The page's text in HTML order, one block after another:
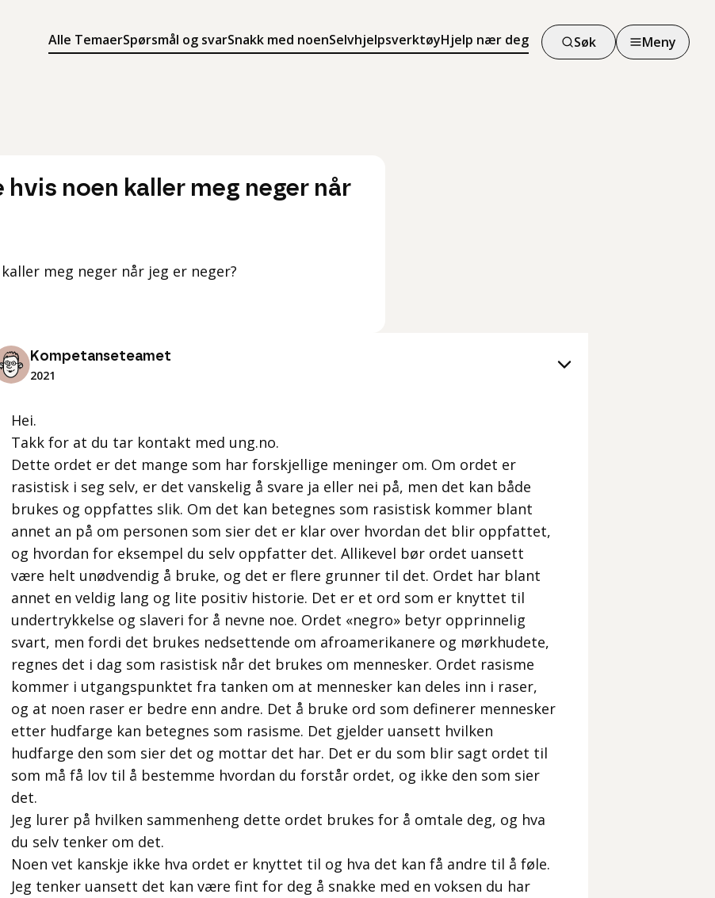
Alle TemaerSpørsmål og svarSnakk med noenSelvhjelpsverktøyHjelp nær deg
Søk
Søk
Meny
Meny
hvis noen kaller meg neger når
meg neger når jeg er neger?
Kompetanseteamet
2021
Hei.
Takk for at du tar kontakt med ung.no.
Dette ordet er det mange som har forskjellige meninger om. Om ordet er
rasistisk i seg selv, er det vanskelig å svare ja eller nei på, men det kan både
brukes og oppfattes slik. Om det kan betegnes som rasistisk kommer blant
annet an på om personen som sier det er klar over hvordan det blir oppfattet,
og hvordan for eksempel du selv oppfatter det. Allikevel bør ordet uansett
være helt unødvendig å bruke, og det er flere grunner til det. Ordet har blant
annet en veldig lang og lite positiv historie. Det er et ord som er knyttet til
undertrykkelse og slaveri for å nevne noe. Ordet «negro» betyr opprinnelig
svart, men fordi det brukes nedsettende om afroamerikanere og mørkhudete,
regnes det i dag som rasistisk når det brukes om mennesker. Ordet rasisme
kommer i utgangspunktet fra tanken om at mennesker kan deles inn i raser,
og at noen raser er bedre enn andre. Det å bruke ord som definerer mennesker
etter hudfarge kan betegnes som rasisme. Det gjelder uansett hvilken
hudfarge den som sier det og mottar det har. Det er du som blir sagt ordet til
som må få lov til å bestemme hvordan du forstår ordet, og ikke den som sier
det.
Jeg lurer på hvilken sammenheng dette ordet brukes for å omtale deg, og hva
du selv tenker om det.
Noen vet kanskje ikke hva ordet er knyttet til og hva det kan få andre til å føle.
Jeg tenker uansett det kan være fint for deg å snakke med en voksen du har